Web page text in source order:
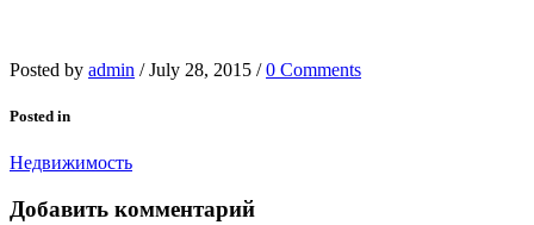
Posted by admin / July 28, 2015 / 0 Comments
Posted in
Недвижимость
Добавить комментарий